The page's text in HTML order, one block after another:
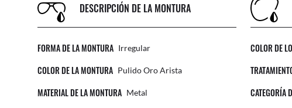
DESCRIPCIÓN DE LA MONTURA
FORMA DE LA MONTURA Irregular
COLOR DE LA MONTURA Pulido Oro Arista
MATERIAL DE LA MONTURA Metal
COLOR DE
CATEGORÍA